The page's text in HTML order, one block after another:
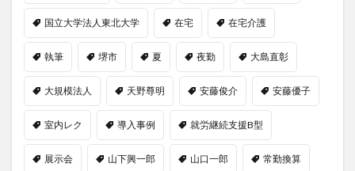
国立大学法人東北大学 在宅 在宅介護
執筆 堺市 夏 夜勤 大島直彰
大規模法人 天野尊明 安藤俊介 安藤優子
室内レク 導入事例 就労継続支援B型
展示会 山下興一郎 山口一郎 常勤換算